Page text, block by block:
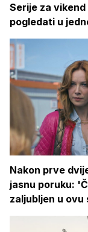
Serije za
pogledati u
Nakon prve
jasnu poruku:
zaljubljen u ovu